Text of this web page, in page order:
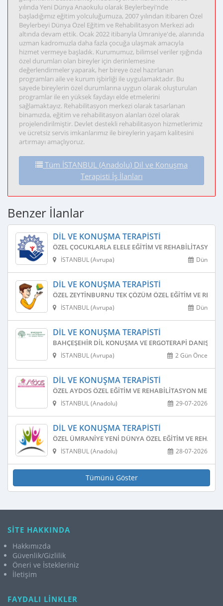
yılında Yeni Dünya Anaokulu olarak Beylerbeyi'nde
başladığımız eğitim yolculuğumuza, 2007 yılından itibaren Özel
Beylerbeyi Dünya Özel Eğitim ve Rehabilitasyon Merkezi adı
altında devam ettik. Ocak 2022 itibarıyla Ümraniye'de, alanında
uzman kadromuzla daha fazla çocuğa ulaşmak amacıyla
hizmet vermeye başladık. Kurumumuz, bilimsel veriler ışığında
özel durumları olan bireyler için derinlemesine
değerlendirmeler yaparak, her bireye özel hazırlanan
programları aile ve kurum işbirliği ile uygulamaktadır. Bu
sayede bireylerin özel durumlarına uygun olarak oluşturulan
programlar ile en yüksek faydayı elde etmelerini
sağlamaktayız. Rehabilitasyon merkezi olarak tasarlanan
binamızda, eğitim ve rehabilitasyon alanları özel olarak
projelendirilmiştir. Devlet destekli rehabilitasyon hizmetlerimiz
ve ücretsiz servis imkanlarımız ile bireylerin yaşam kalitesini
artırmayı amaçlıyoruz.
Tüm İSTANBUL (Anadolu) Dil ve Konuşma
Terapisti İş İlanları
Benzer İlanlar
DIL VE KONUŞMA TERAPISTI
ÖZEL ÇOCUKLARLA ELELE EĞITIM VE REHABILITASYON
Dün
İSTANBUL (Avrupa)
DIL VE KONUŞMA TERAPISTI
ÖZEL ZEYTINBURNU TEK ÇÖZÜM ÖZEL EĞITIM VE
Dün
İSTANBUL (Avrupa)
DIL VE KONUŞMA TERAPISTI
BAHÇEŞEHIR DIL KONUŞMA VE ERGOTERAPI
2 Gün Önce
İSTANBUL (Avrupa)
DIL VE KONUŞMA TERAPISTI
ÖZEL AYDOS ÖZEL EĞITIM VE REHABILITASYON
29-07-2026
İSTANBUL (Anadolu)
DIL VE KONUŞMA TERAPISTI
ÖZEL ÜMRANIYE YENI DÜNYA ÖZEL EĞITIM VE
28-07-2026
İSTANBUL (Anadolu)
Tümünü Göster
SİTE HAKKINDA
Hakkımızda
Güvenlik/Gizlilik
Öneri ve İstekleriniz
İletişim
FAYDALI LİNKLER